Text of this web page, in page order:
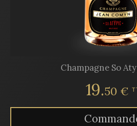
Champagne So
19.50 €